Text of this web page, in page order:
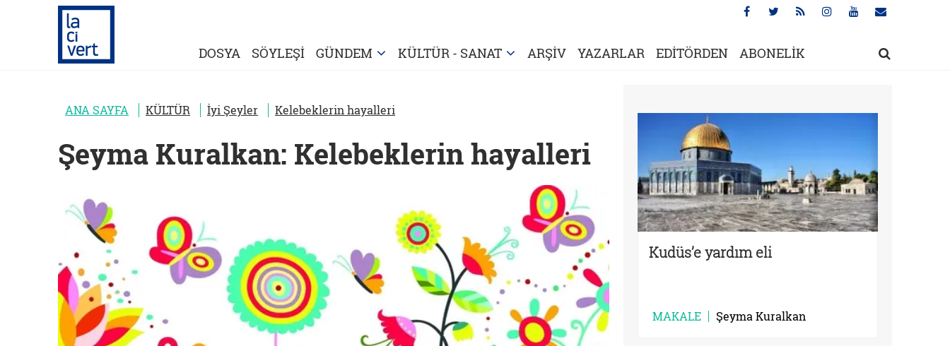
DOSYA SÖYLEŞİ GÜNDEM KÜLTÜR - SANAT ARŞİV YAZARLAR EDİTÖRDEN ABONELİK
ANA SAYFA KÜLTÜR İyi Şeyler Kelebeklerin hayalleri
Şeyma Kuralkan: Kelebeklerin hayalleri
Kudüs’e yardım eli
MAKALE Şeyma Kuralkan